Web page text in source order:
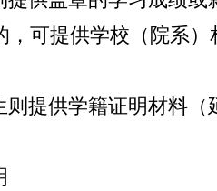
可提供学校（院系
则提供学籍证明材料 （